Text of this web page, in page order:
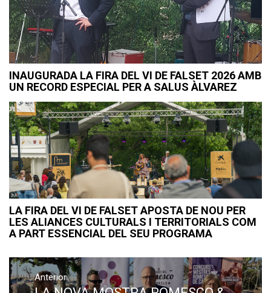
INAUGURADA LA FIRA DEL VI DE FALSET 2026 AMB
UN RECORD ESPECIAL PER A SALUS ÀLVAREZ
LA FIRA DEL VI DE FALSET APOSTA DE NOU PER
LES ALIANCES CULTURALS I TERRITORIALS COM
A PART ESSENCIAL DEL SEU PROGRAMA
Navegació
d'entrades
Anterior